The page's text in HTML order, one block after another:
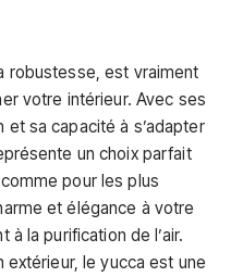
robustesse, est vraiment
votre intérieur. Avec ses
sa capacité à s’adapter
un choix parfait
pour les plus
et élégance à votre
la purification de l’air.
extérieur, le yucca est une